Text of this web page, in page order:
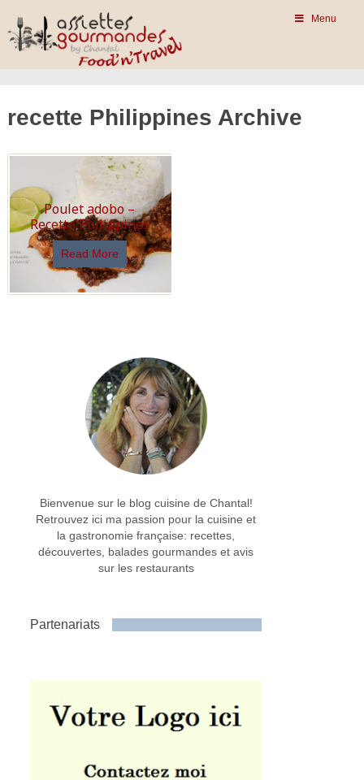
Menu
recette Philippines Archive
Poulet adobo –
Recette Philippines
Read More
Bienvenue sur le blog cuisine de Chantal!
Retrouvez ici ma passion pour la cuisine et
la gastronomie française: recettes,
découvertes, balades gourmandes et avis
sur les restaurants
Partenariats